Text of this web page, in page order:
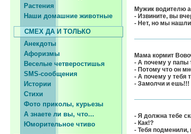
Растения
Наши домашние животные
СМЕХ ДА И ТОЛЬКО
Анекдоты
Афоризмы
Веселые четверостишья
SMS-сообщения
Истории
Стихи
Фото приколы, курьезы
А знаете ли вы, что...
Юморительное чтиво
Мужик водителю
- Извините, вы
- Нет, но мы нашли
Мама коpмит
- А почему у папы
- Потому что он
- А почему у тебя
- Замолчи и ешь!!!
- Я должна тебе
- Как!?
- Тебя подменили,